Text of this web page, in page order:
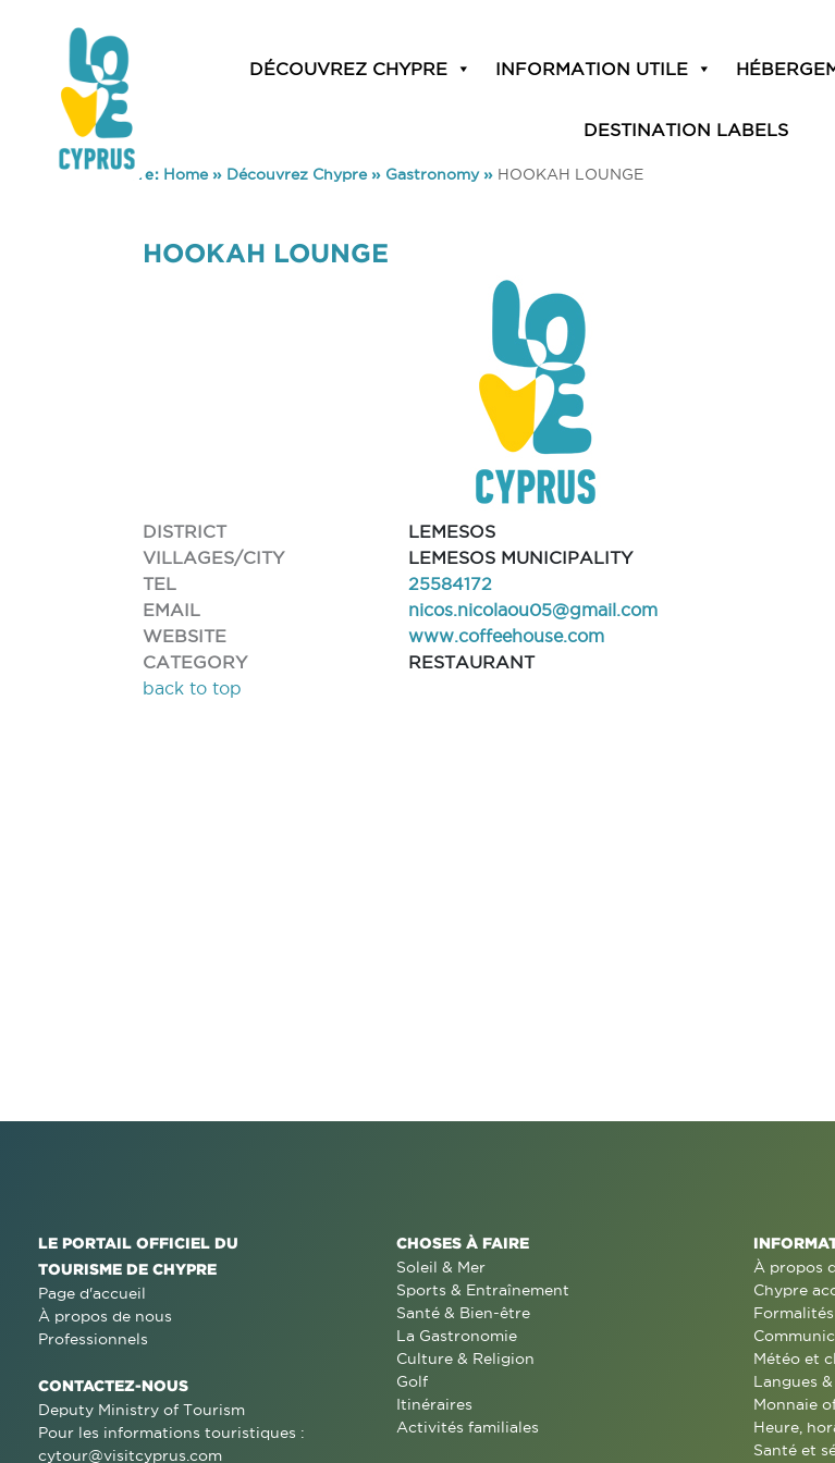
DÉCOUVREZ CHYPRE INFORMATION UTILE
DESTINATION LABELS
You are here: Home» Découvrez Chypre» Gastronomy» HOOKAH LOUNGE
HOOKAH LOUNGE
DISTRICT
LEMESOS
VILLAGES/CITY
LEMESOS MUNICIPALITY
TEL
25584172
EMAIL
nicos.nicolaou05@gmail.com
WEBSITE
www.coffeehouse.com
CATEGORY
RESTAURANT
back to top
LE PORTAIL OFFICIEL DU
TOURISME DE CHYPRE
Page d'accueil
À propos de nous
Professionnels
CONTACTEZ-NOUS
Deputy Ministry of Tourism
Pour les informations touristiques :
cytour@visitcyprus.com
CHOSES À FAIRE
Soleil & Mer
Sports & Entraînement
Santé & Bien-être
La Gastronomie
Culture & Religion
Golf
Itinéraires
Activités familiales
À propos
Chypre
Météo et
Langues
Monnaie
Heure,
Santé et